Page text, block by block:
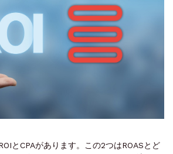
とCPAがあります。この2つはROASとど